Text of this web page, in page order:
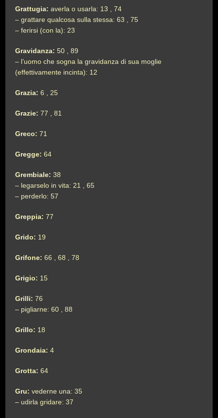
Grattugia: averla o usarla: 13 , 74
– grattare qualcosa sulla stessa: 63 , 75
– ferirsi (con la): 23
Gravidanza: 50 , 89
– l’uomo che sogna la gravidanza di sua moglie
(effettivamente incinta): 12
Grazia: 6 , 25
Grazie: 77 , 81
Greco: 71
Gregge: 64
Grembiale: 38
– legarselo in vita: 21 , 65
– perderlo: 57
Greppia: 77
Grido: 19
Grifone: 66 , 68 , 78
Grigio: 15
Grilli: 76
– pigliarne: 60 , 88
Grillo: 18
Grondaia: 4
Grotta: 64
Gru: vederne una: 35
– udirla gridare: 37